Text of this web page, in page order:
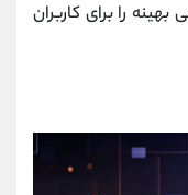
را برای کاربران